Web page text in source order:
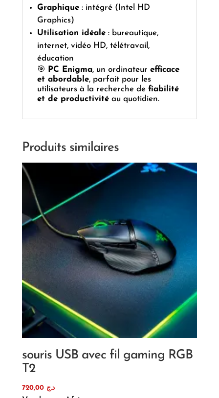
Graphique: intégré (Intel HD
Graphics)
Utilisation idéale: bureautique,
internet, vidéo HD, télétravail,
éducation
🎯
PC Enigma, un ordinateur efficace
et abordable, parfait pour les
utilisateurs à la recherche de fiabilité
et de productivitéau quotidien.
Produits similaires
souris USB avec fil gaming RGB
T2
د.ج 720,00